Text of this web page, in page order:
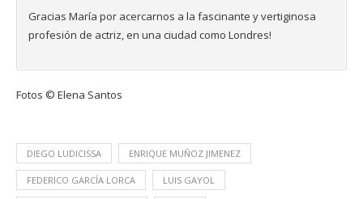
Gracias María por acercarnos a la fascinante y vertiginosa
profesión de actriz, en una ciudad como Londres!
Fotos © Elena Santos
DIEGO LUDICISSA ENRIQUE MUÑOZ JIMENEZ
FEDERICO GARCÍA LORCA LUIS GAYOL